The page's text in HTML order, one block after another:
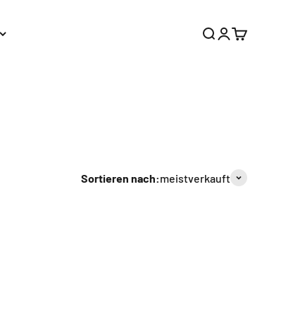
SucheAnmelden
Sortieren nach:meistverkauft